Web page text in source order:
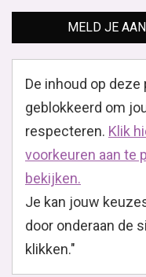
MELD JE
De inhoud op
geblokkeerd om
respecteren. Klik
voorkeuren aan te
bekijken.
Je kan jouw
door onderaan de
klikken."